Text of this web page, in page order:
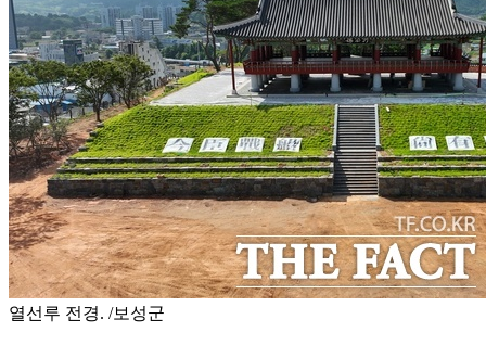
열선루 전경. /보성군